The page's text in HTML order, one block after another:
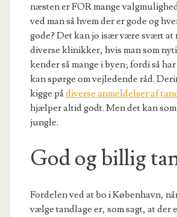
næsten er FOR mange
ved man så hvem der er gode og
gode? Det kan jo især være svært at
diverse klinikker, hvis man som
kender så mange i byen; fordi så
kan spørge om vejledende råd.
kigge pådiverse anmeldelser af
hjælper altid godt. Men det kan
jungle.
God og billig
Fordelen ved at bo i København,
vælge tandlage er, som sagt, at der